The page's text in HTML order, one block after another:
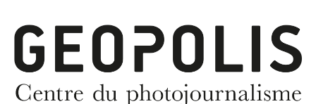
navigation
principale
contenu
principal
barre
latérale